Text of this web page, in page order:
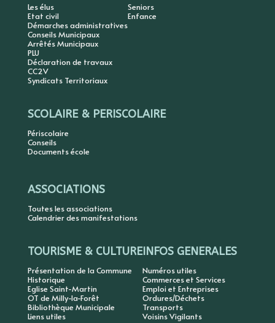
Les élus
Etat civil
Démarches administratives
Conseils Municipaux
Arrêtés Municipaux
PLU
Déclaration de travaux
CC2V
Syndicats Territoriaux
Seniors
Enfance
SCOLAIRE & PERISCOLAIRE
Périscolaire
Conseils
Documents école
ASSOCIATIONS
Toutes les associations
Calendrier des manifestations
TOURISME & CULTURE
Présentation de la Commune
Historique
Eglise Saint-Martin
OT de Milly-la-Forêt
Bibliothèque Municipale
Liens utiles
INFOS GENERALES
Numéros utiles
Commerces et Services
Emploi et Entreprises
Ordures/Déchets
Transports
Voisins Vigilants